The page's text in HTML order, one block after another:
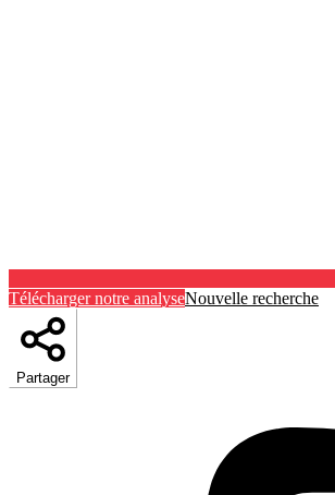
Télécharger notre analyseNouvelle recherche
Partager